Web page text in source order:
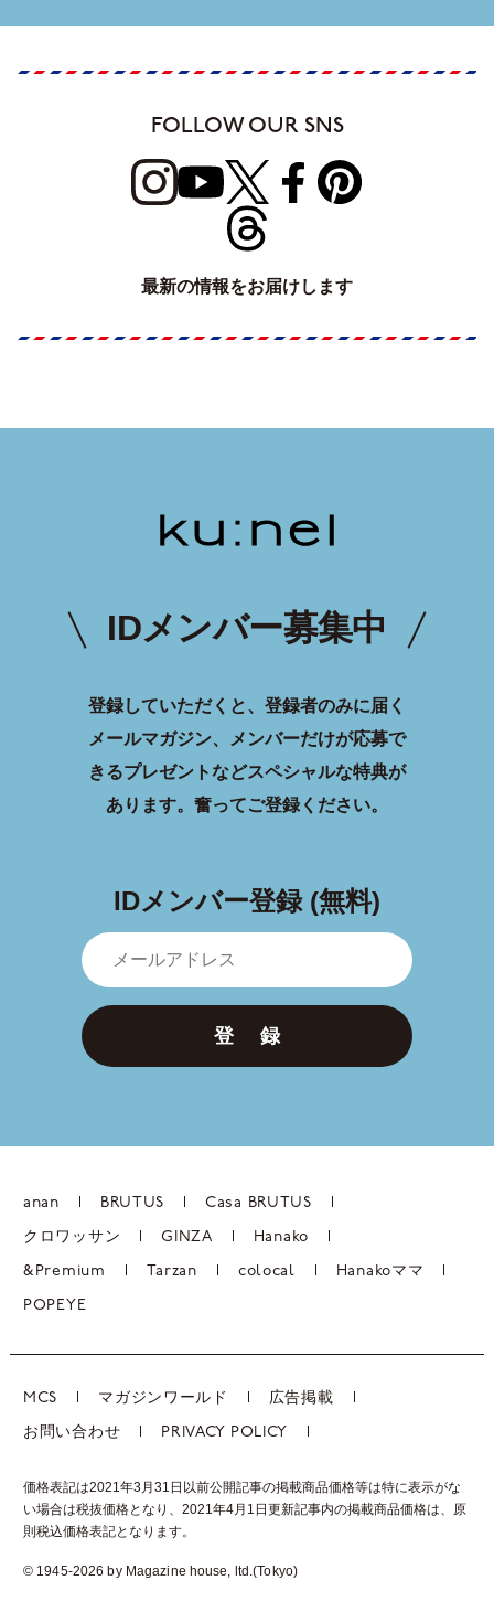
FOLLOW OUR SNS
最新の情報をお届けします
IDメンバー募集中
登録していただくと、登録者のみに届く
メールマガジン、メンバーだけが応募で
きるプレゼントなどスペシャルな特典が
あります。 奮ってご登録ください。
IDメンバー登録 (無料)
登 録
anan BRUTUS Casa BRUTUS
クロワッサン GINZA Hanako
&Premium Tarzan colocal Hanakoママ
POPEYE
MCS マガジンワールド 広告掲載
お問い合わせ PRIVACY POLICY
価格表記は2021年3月31日以前公開記事の掲載商品価格等は特に表示がな
い場合は税抜価格となり、2021年4月1日更新記事内の掲載商品価格は、 原
則税込価格表記となります。
© 1945-2026 by Magazine house, ltd.(Tokyo)